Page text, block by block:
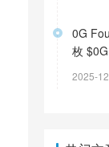
0G
枚
2025-